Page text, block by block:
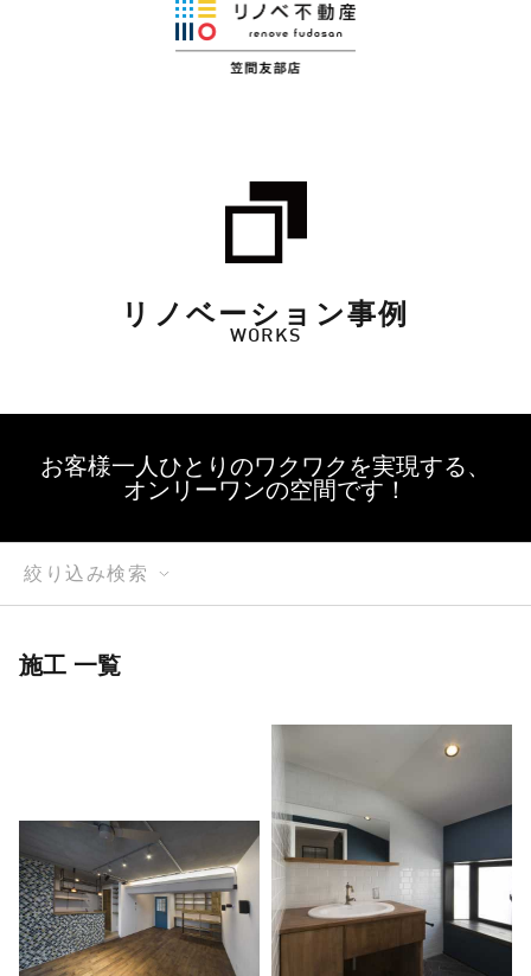
リノベーション事例
WORKS
お客様一人ひとりのワクワクを実現する、
オンリーワンの空間です！
絞り込み検索
施工 一覧